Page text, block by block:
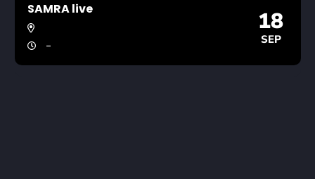
SAMRA live
-
18
SEP